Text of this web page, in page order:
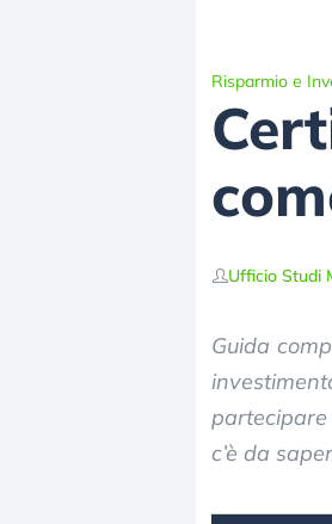
Risparmio e
Ufficio Studi
Guida
c’è da